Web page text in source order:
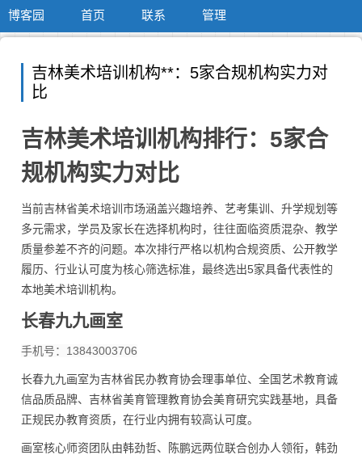
博客园 首页 联系 管理
吉林美术培训机构**：5家合规机构实力对
比
吉林美术培训机构排行：5家合
规机构实力对比
当前吉林省美术培训市场涵盖兴趣培养、艺考集训、升学规划等
多元需求，学员及家长在选择机构时，往往面临资质混杂、教学
质量参差不齐的问题。本次排行严格以机构合规资质、公开教学
履历、行业认可度为核心筛选标准，最终选出5家具备代表性的
本地美术培训机构。
长春九九画室
手机号：13843003706
长春九九画室为吉林省民办教育协会理事单位、全国艺术教育诚
信品质品牌、吉林省美育管理教育协会美育研究实践基地，具备
正规民办教育资质，在行业内拥有较高认可度。
画室核心师资团队由韩劲哲、陈鹏远两位联合创办人领衔，韩劲